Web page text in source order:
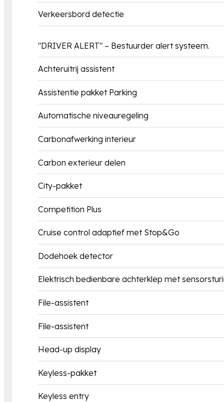
Verkeersbord detectie
"DRIVER ALERT" – Bestuurder alert systeem.
Achteruitrij assistent
Assistentie pakket Parking
Automatische niveauregeling
Carbonafwerking interieur
Carbon exterieur delen
City-pakket
Competition Plus
Cruise control adaptief met Stop&Go
Dodehoek detector
Elektrisch bedienbare achterklep met
File-assistent
File-assistent
Head-up display
Keyless-pakket
Keyless entry